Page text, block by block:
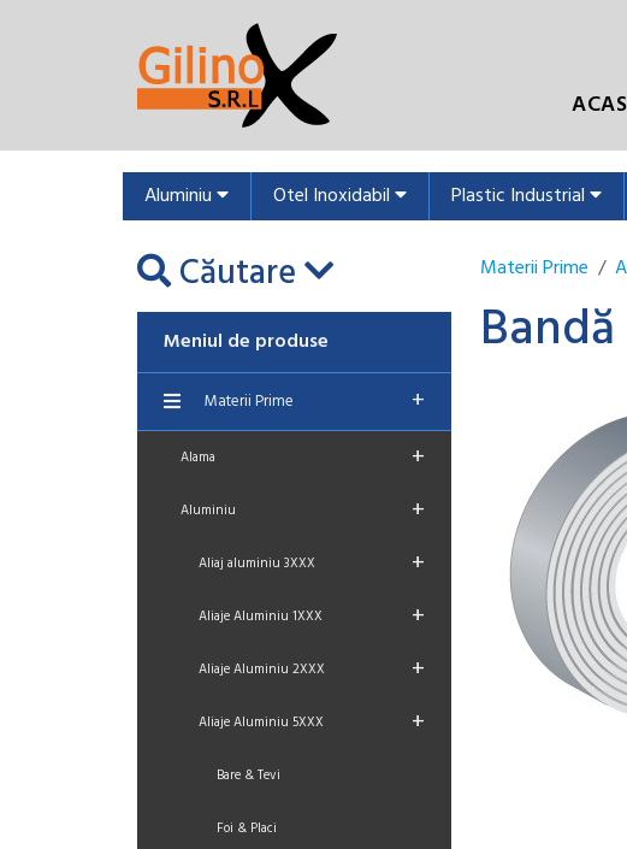
Aluminiu Otel Inoxidabil Plastic Industrial
Căutare
Meniul de produse
Materii Prime +
Alama +
Aluminiu +
Aliaj aluminiu 3XXX +
Aliaje Aluminiu 1XXX +
Aliaje Aluminiu 2XXX +
Aliaje Aluminiu 5XXX +
Bare & Tevi
Foi & Placi
Materii Prime
Bandă